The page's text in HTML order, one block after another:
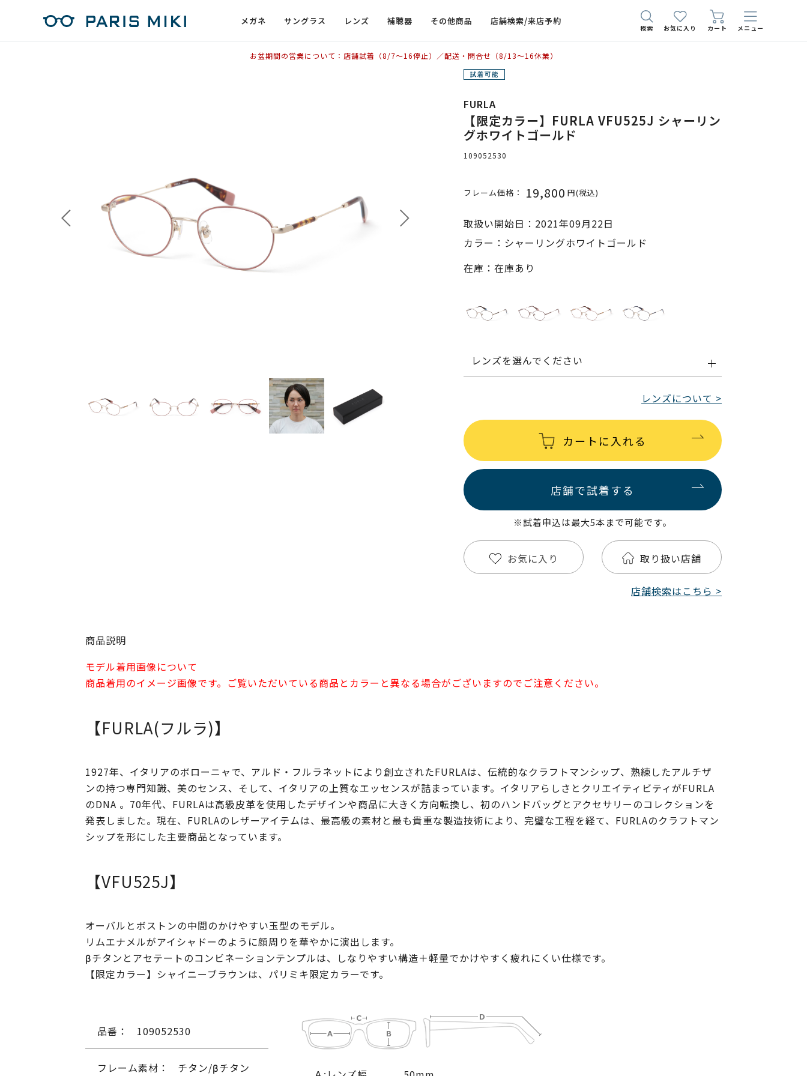
メガネ サングラス レンズ 補聴器 その他商品 店舗検索/来店予約
検索 お気に入り カート メニュー
お盆期間の営業について：店舗試着（8/7〜16停止）／配送・問合せ（8/13〜16休業）
FURLA
【限定カラー】FURLA VFU525J シャーリン
グホワイトゴールド
109052530
フレーム価格： 19,800 円(税込)
取扱い開始日：2021年09月22日
カラー：シャーリングホワイトゴールド
在庫：在庫あり
レンズを選んでください
レンズについて >
カートに入れる
店舗で試着する
※試着申込は最大5本まで可能です。
お気に入り 取り扱い店舗
店舗検索はこちら >
商品説明
モデル着用画像について
商品着用のイメージ画像です。ご覧いただいている商品とカラーと異なる場合がございますのでご注意ください。
【FURLA(フルラ)】
1927年、イタリアのボローニャで、アルド・フルラネットにより創立されたFURLAは、伝統的なクラフトマンシップ、熟練したアルチザ
ンの持つ専門知識、美のセンス、そして、イタリアの上質なエッセンスが詰まっています。イタリアらしさとクリエイティビティがFURLA
のDNA 。70年代、FURLAは高級皮革を使用したデザインや商品に大きく方向転換し、初のハンドバッグとアクセサリーのコレクションを
発表しました。現在、FURLAのレザーアイテムは、最高級の素材と最も貴重な製造技術により、完璧な工程を経て、FURLAのクラフトマン
シップを形にした主要商品となっています。
【VFU525J】
オーバルとボストンの中間のかけやすい玉型のモデル。
リムエナメルがアイシャドーのように顔周りを華やかに演出します。
βチタンとアセテートのコンビネーションテンプルは、しなりやすい構造＋軽量でかけやすく疲れにくい仕様です。
【限定カラー】シャイニーブラウンは、パリミキ限定カラーです。
品番： 109052530
フレーム素材： チタン/βチタン